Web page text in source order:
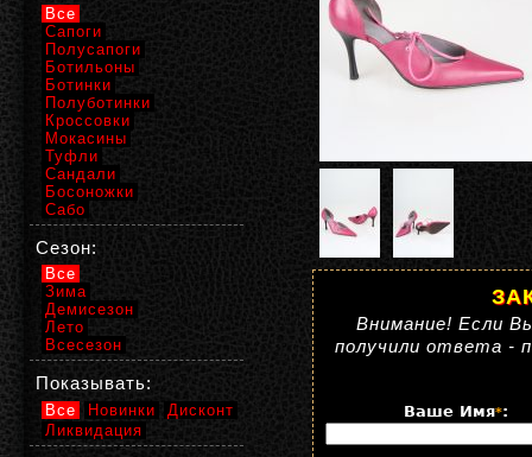
Внимание! Если
получили ответа -
Ваше Имя*:
Все
Сапоги
Полусапоги
Ботильоны
Ботинки
Полуботинки
Кроссовки
Мокасины
Туфли
Сандали
Босоножки
Сабо
Сезон:
Все
Зима
Демисезон
Лето
Всесезон
Показывать:
Все Новинки
Дисконт
Ликвидация